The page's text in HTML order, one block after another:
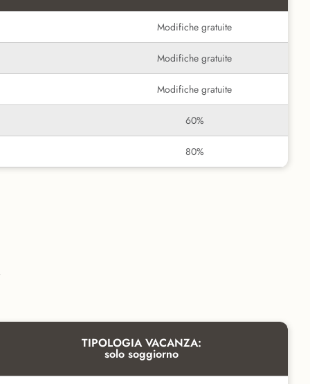
Modifiche gratuite
Modifiche gratuite
Modifiche gratuite
60%
80%
TIPOLOGIA VACANZA:
solo soggiorno